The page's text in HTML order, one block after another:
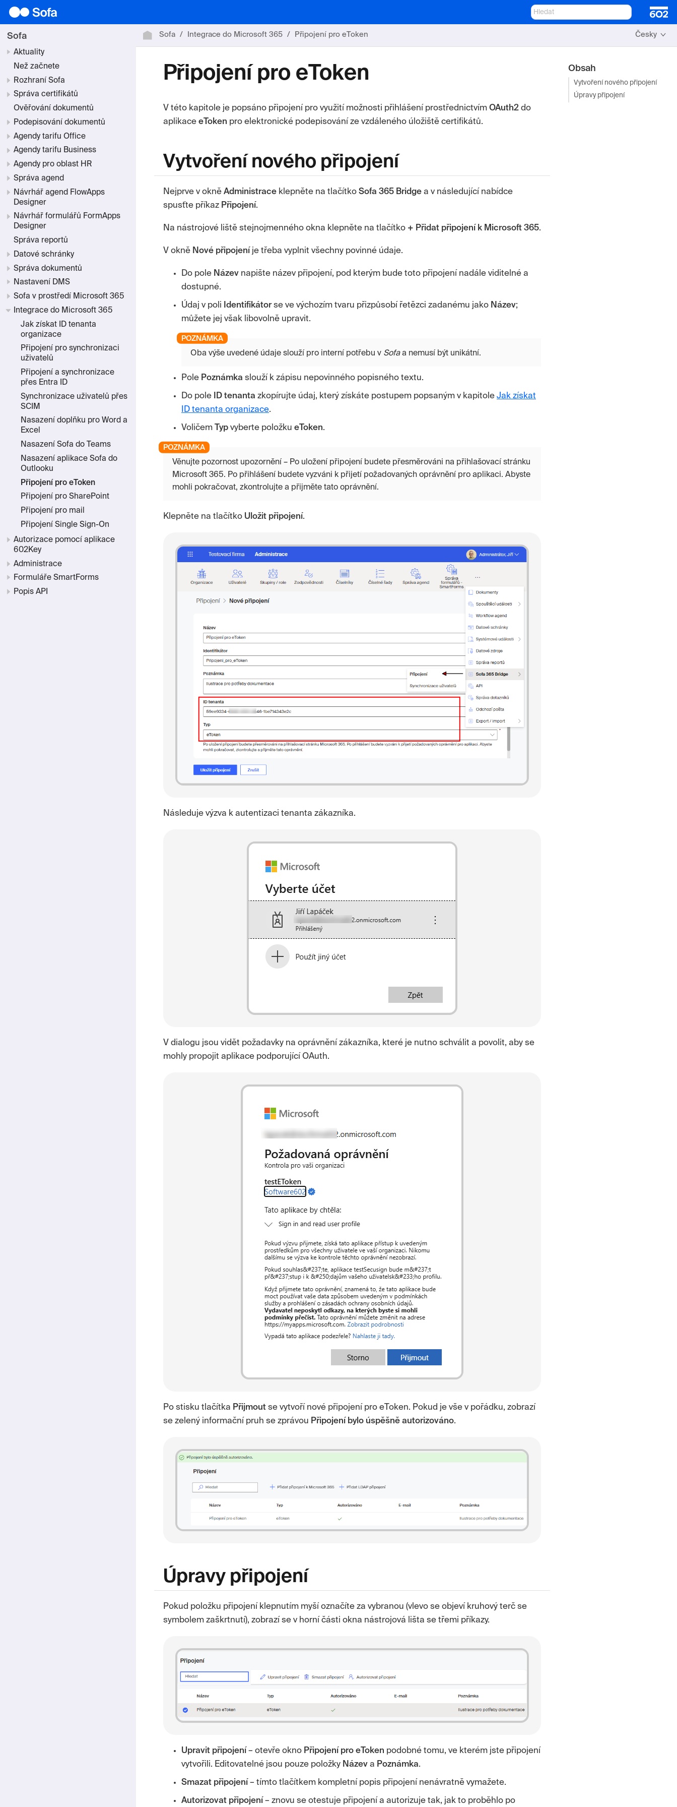
Sofa
Aktuality
Než začnete
Rozhraní Sofa
Správa certifikátů
Ověřování dokumentů
Podepisování dokumentů
Agendy tarifu Office
Agendy tarifu Business
Agendy pro oblast HR
Správa agend
Návrhář agend FlowApps
Designer
Návrhář formulářů FormApps
Designer
Správa reportů
Datové schránky
Správa dokumentů
Nastavení DMS
Sofa v prostředí Microsoft 365
Integrace do Microsoft 365
Jak získat ID tenanta
organizace
Připojení pro synchronizaci
uživatelů
Připojení a synchronizace
přes Entra ID
Synchronizace uživatelů přes
SCIM
Nasazení doplňku pro Word a
Excel
Nasazení Sofa do Teams
Nasazení aplikace Sofa do
Outlooku
Připojení pro eToken
Připojení pro SharePoint
Připojení pro mail
Připojení Single Sign-On
Autorizace pomocí aplikace
602Key
Administrace
Formuláře SmartForms
Popis API
Sofa Integrace do Microsoft 365 Připojení pro eToken Česky
Obsah
Vytvoření nového připojení
Úpravy připojení
Připojení pro eToken
V této kapitole je popsáno připojení pro využití možnosti přihlášení prostřednictvím OAuth2 do
aplikace eToken pro elektronické podepisování ze vzdáleného úložiště certifikátů.
Vytvoření nového připojení
Nejprve v okně Administrace klepněte na tlačítko Sofa 365 Bridge a v následující nabídce
spusťte příkaz Připojení.
Na nástrojové liště stejnojmenného okna klepněte na tlačítko + Přidat připojení k Microsoft 365.
V okně Nové připojení je třeba vyplnit všechny povinné údaje.
Do pole Název napište název připojení, pod kterým bude toto připojení nadále viditelné a
dostupné.
Údaj v poli Identifikátorse ve výchozím tvaru přizpůsobí řetězci zadanému jako Název;
můžete jej však libovolně upravit.
Oba výše uvedené údaje slouží pro interní potřebu v Sofaa nemusí být unikátní.
Pole Poznámka slouží k zápisu nepovinného popisného textu.
Do pole ID tenanta zkopírujte údaj, který získáte postupem popsaným v kapitole Jak získat
ID tenanta organizace.
Voličem Typ vyberte položku eToken.
Věnujte pozornost upozornění – Po uložení připojení budete přesměrováni na přihlašovací stránku
Microsoft 365. Po přihlášení budete vyzváni k přijetí požadovaných oprávnění pro aplikaci. Abyste
mohli pokračovat, zkontrolujte a přijměte tato oprávnění.
Klepněte na tlačítko Uložit připojení.
Následuje výzva k autentizaci tenanta zákazníka.
V dialogu jsou vidět požadavky na oprávnění zákazníka, které je nutno schválit a povolit, aby se
mohly propojit aplikace podporující OAuth.
Po stisku tlačítka Přijmout se vytvoří nové připojení pro eToken. Pokud je vše v pořádku, zobrazí
se zelený informační pruh se zprávou Připojení bylo úspěšně autorizováno.
Úpravy připojení
Pokud položku připojení klepnutím myší označíte za vybranou (vlevo se objeví kruhový terč se
symbolem zaškrtnutí), zobrazí se v horní části okna nástrojová lišta se třemi příkazy.
Upravit připojení – otevře okno Připojení pro eToken podobné tomu, ve kterém jste připojení
vytvořili. Editovatelné jsou pouze položky Název a Poznámka.
Smazat připojení – tímto tlačítkem kompletní popis připojení nenávratně vymažete.
Autorizovat připojení – znovu se otestuje připojení a autorizuje tak, jak to proběhlo po